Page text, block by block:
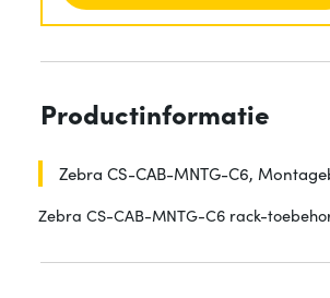
Productinformatie
Zebra CS-CAB-MNTG-C6,
Zebra CS-CAB-MNTG-C6 rack-